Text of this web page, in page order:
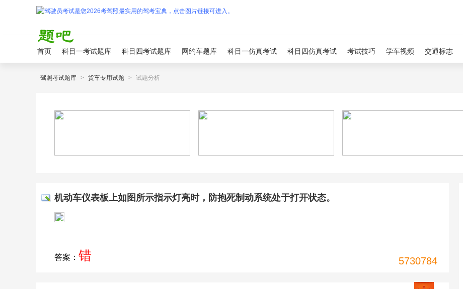
首页 科目一考试题库 科目四考试题库 网约车题库 科目一仿真考试 科目四仿真考试 考试技巧 学车视频 交通标志
驾照考试题库 > 货车专用试题 > 试题分析
机动车仪表板上如图所示指示灯亮时，防抱死制动系统处于打开状态。
答案： 错 5730784